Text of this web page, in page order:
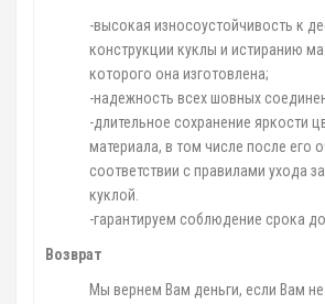
-высокая износоустойчивость к
конструкции куклы и истиранию
которого она изготовлена;
-надежность всех шовных
-длительное сохранение яркости
материала, в том числе после его
соответствии с правилами ухода
куклой.
-гарантируем соблюдение срока
Возврат
Мы вернем Вам деньги, если Вам